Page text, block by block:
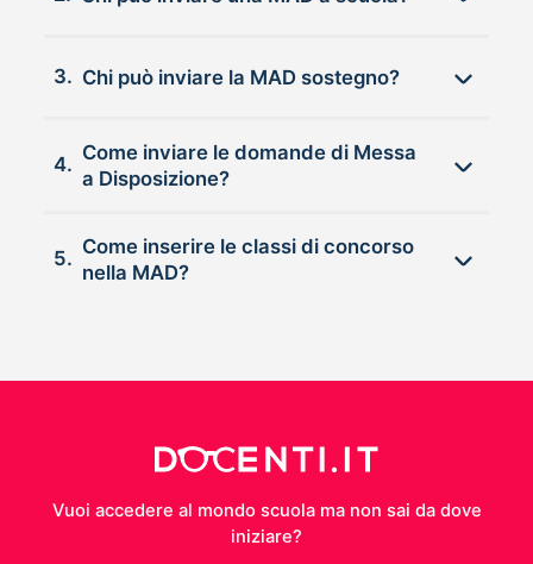
3. Chi può inviare la MAD sostegno?
4.
Come inviare le domande di Messa
a Disposizione?
5.
Come inserire le classi di concorso
nella MAD?
Vuoi accedere al mondo scuola ma non sai da dove
iniziare?